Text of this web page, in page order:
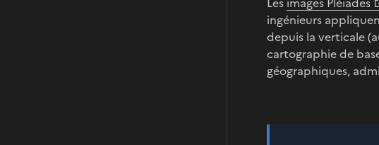
ingénieurs
depuis la verticale
cartographie de
géographiques,